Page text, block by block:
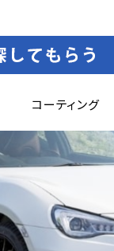
コーティング